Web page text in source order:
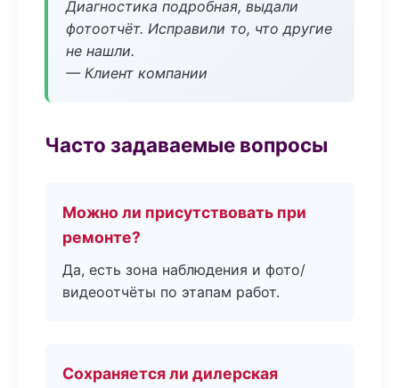
Диагностика подробная, выдали
фотоотчёт. Исправили то, что другие
не нашли.
— Клиент компании
Часто задаваемые вопросы
Можно ли присутствовать при
ремонте?
Да, есть зона наблюдения и фото/
видеоотчёты по этапам работ.
Сохраняется ли дилерская